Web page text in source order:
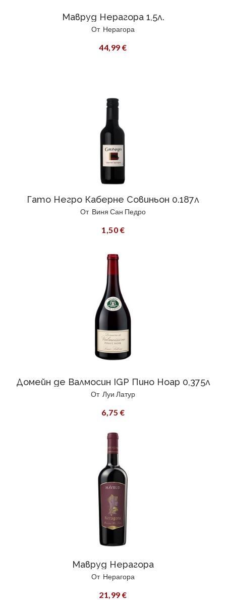
Мавруд Нерагора 1,5л.
От Нерагора
44,99 €
Гато Негро Каберне Совиньон 0.187л
От Виня Сан Педро
1,50 €
Домейн де Валмосин IGP Пино Ноар 0,375л
От Луи Латур
6,75 €
Мавруд Нерагора
От Нерагора
21,99 €